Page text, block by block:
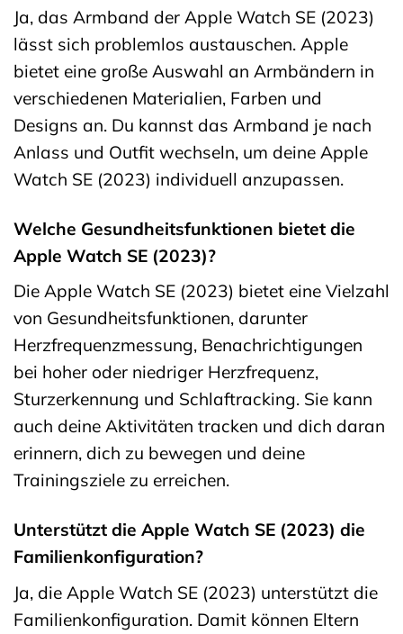
Ja, das Armband der Apple Watch SE (2023)
lässt sich problemlos austauschen. Apple
bietet eine große Auswahl an Armbändern in
verschiedenen Materialien, Farben und
Designs an. Du kannst das Armband je nach
Anlass und Outfit wechseln, um deine Apple
Watch SE (2023) individuell anzupassen.
Welche Gesundheitsfunktionen bietet die
Apple Watch SE (2023)?
Die Apple Watch SE (2023) bietet eine Vielzahl
von Gesundheitsfunktionen, darunter
Herzfrequenzmessung, Benachrichtigungen
bei hoher oder niedriger Herzfrequenz,
Sturzerkennung und Schlaftracking. Sie kann
auch deine Aktivitäten tracken und dich daran
erinnern, dich zu bewegen und deine
Trainingsziele zu erreichen.
Unterstützt die Apple Watch SE (2023) die
Familienkonfiguration?
Ja, die Apple Watch SE (2023) unterstützt die
Familienkonfiguration. Damit können Eltern